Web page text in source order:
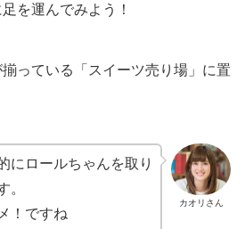
を運んでみよう！
っている「スイーツ売り場」に置
カオリさん
にロールちゃんを取り
。
！ですね